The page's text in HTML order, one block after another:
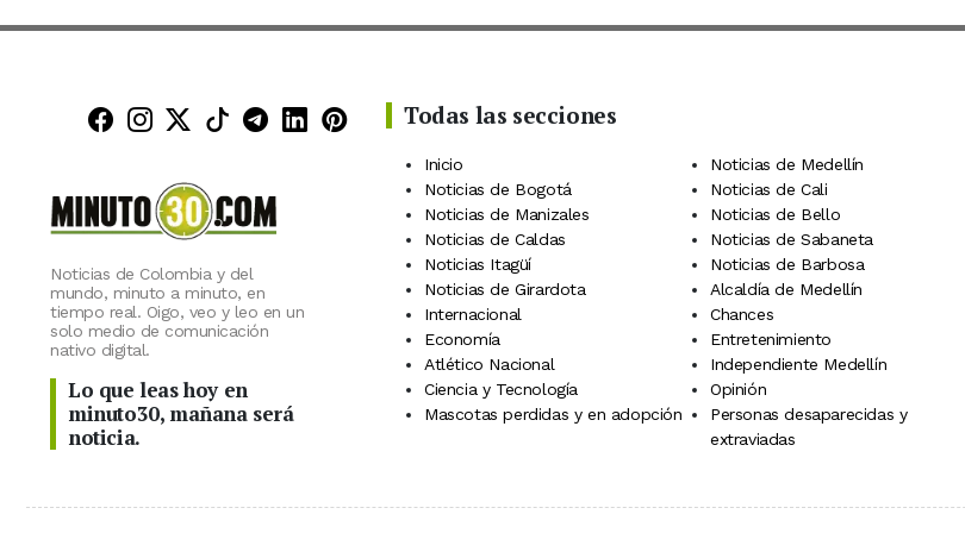
Minuto30 en Facebook
Minuto30 en Instagram
Minuto30 en X (Twitter)
Minuto30 en TikTok
Canal de Minuto30 en Telegram
Minuto30 en LinkedIn
Minuto30 en Pinterest
Noticias de Colombia y del
mundo, minuto a minuto, en
tiempo real. Oigo, veo y leo en un
solo medio de comunicación
nativo digital.
Lo que leas hoy en
minuto30, mañana será
noticia.
Todas las secciones
Inicio Noticias de Medellín
Noticias de Bogotá
Noticias de Cali
Noticias de Manizales
Noticias de Bello
Noticias de Caldas
Noticias de Sabaneta
Noticias Itagüí
Noticias de Barbosa
Noticias de Girardota
Alcaldía de Medellín
Internacional
Chances
Economía
Entretenimiento
Atlético Nacional
Independiente Medellín
Ciencia y Tecnología
Opinión
Mascotas perdidas y en adopción
Personas desaparecidas y
extraviadas